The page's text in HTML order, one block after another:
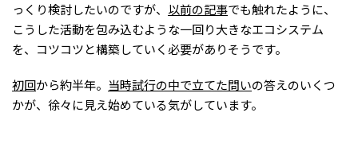
っくり検討したいのですが、 以前の記事でも触れたように、
こうした活動を包み込むような一回り大きなエコシステム
を、コツコツと構築していく必要がありそうです。
初回から約半年。 当時試行の中で立てた問いの答えのいくつ
かが、徐々に見え始めている気がしています。